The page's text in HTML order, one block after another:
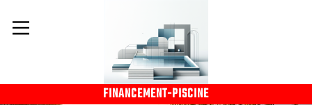
FINANCEMENT-PISCINE